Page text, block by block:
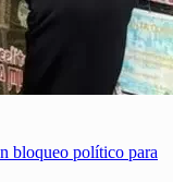
bloqueo político para